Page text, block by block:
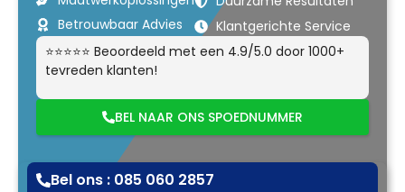
Betrouwbaar Advies
Klantgerichte Service
⭐⭐⭐⭐⭐ Beoordeeld met een 4.9/5.0 door 1000+
tevreden klanten!
BEL NAAR ONS SPOEDNUMMER
Bel ons : 085 060 2857